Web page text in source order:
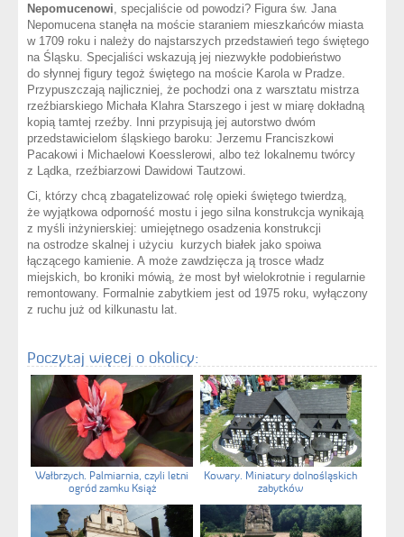
Nepomucenowi , specjaliście od powodzi? Figura św. Jana
Nepomucena stanęła na moście staraniem mieszkańców miasta
w 1709 roku i należy do najstarszych przedstawień tego świętego
na Śląsku. Specjaliści wskazują jej niezwykłe podobieństwo
do słynnej figury tegoż świętego na moście Karola w Pradze.
Przypuszczają najliczniej, że pochodzi ona z warsztatu mistrza
rzeźbiarskiego Michała Klahra Starszego i jest w miarę dokładną
kopią tamtej rzeźby. Inni przypisują jej autorstwo dwóm
przedstawicielom śląskiego baroku: Jerzemu Franciszkowi
Pacakowi i Michaelowi Koesslerowi, albo też lokalnemu twórcy
z Lądka, rzeźbiarzowi Dawidowi Tautzowi.
Ci, którzy chcą zbagatelizować rolę opieki świętego twierdzą,
że wyjątkowa odporność mostu i jego silna konstrukcja wynikają
z myśli inżynierskiej: umiejętnego osadzenia konstrukcji
na ostrodze skalnej i użyciu kurzych białek jako spoiwa
łączącego kamienie. A może zawdzięcza ją trosce władz
miejskich, bo kroniki mówią, że most był wielokrotnie i regularnie
remontowany. Formalnie zabytkiem jest od 1975 roku, wyłączony
z ruchu już od kilkunastu lat.
Poczytaj więcej o okolicy:
Wałbrzych. Palmiarnia, czyli letni
ogród zamku Książ
Kowary. Miniatury dolnośląskich
zabytków